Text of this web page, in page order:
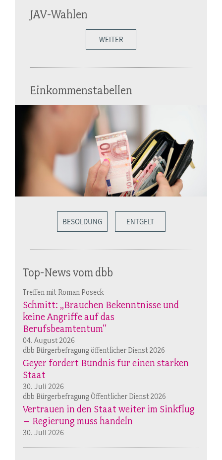
JAV-Wahlen
WEITER
Einkommenstabellen
BESOLDUNG ENTGELT
Top-News vom dbb
Treffen mit Roman Poseck
Schmitt: „Brauchen Bekenntnisse und
keine Angriffe auf das
Berufsbeamtentum“
04. August 2026
dbb Bürgerbefragung öffentlicher Dienst 2026
Geyer fordert Bündnis für einen starken
Staat
30. Juli 2026
dbb Bürgerbefragung Öffentlicher Dienst 2026
Vertrauen in den Staat weiter im Sinkflug
– Regierung muss handeln
30. Juli 2026